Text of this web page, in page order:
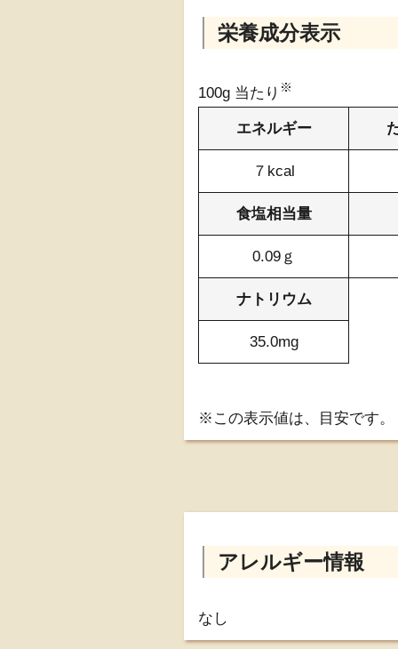
栄養成分表示
100g 当たり ※
エネルギー
７kcal
食塩相当量
0.09ｇ
ナトリウム
35.0mg
※この表示値は、目安です。
アレルギー情報
なし